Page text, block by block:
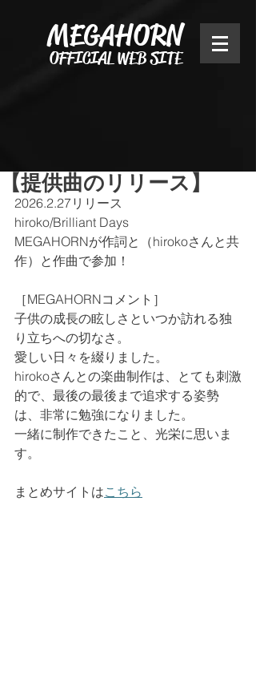
MEGAHORN
OFFICIAL WEB SITE
【提供曲のリリース】
2026.2.27リリース
hiroko/Brilliant Days
MEGAHORNが作詞と（hirokoさんと共
作）と作曲で参加！
［MEGAHORNコメント］
子供の成長の眩しさといつか訪れる独
り立ちへの切なさ。
愛しい日々を綴りました。
hirokoさんとの楽曲制作は、とても刺激
的で、最後の最後まで追求する姿勢
は、非常に勉強になりました。
一緒に制作できたこと、光栄に思いま
す。
まとめサイトはこちら